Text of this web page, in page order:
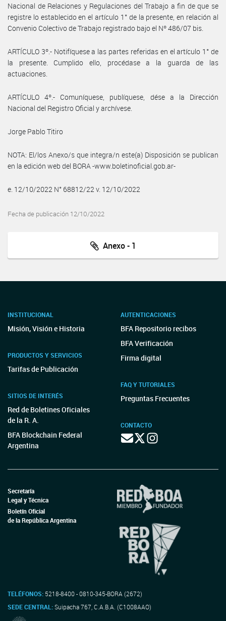
Nacional de Relaciones y Regulaciones del Trabajo a fin de que se
registre lo establecido en el artículo 1° de la presente, en relación al
Convenio Colectivo de Trabajo registrado bajo el Nº 486/07 bis.
ARTÍCULO 3º.- Notifíquese a las partes referidas en el artículo 1° de
la presente. Cumplido ello, procédase a la guarda de las
actuaciones.
ARTÍCULO 4º.- Comuníquese, publíquese, dése a la Dirección
Nacional del Registro Oficial y archívese.
Jorge Pablo Titiro
NOTA: El/los Anexo/s que integra/n este(a) Disposición se publican
en la edición web del BORA -www.boletinoficial.gob.ar-
e. 12/10/2022 N° 68812/22 v. 12/10/2022
Fecha de publicación 12/10/2022
Anexo - 1
INSTITUCIONAL
Misión, Visión e Historia
PRODUCTOS Y SERVICIOS
Tarifas de Publicación
SITIOS DE INTERÉS
Red de Boletines Oficiales
de la R. A.
BFA Blockchain Federal
Argentina
AUTENTICACIONES
BFA Repositorio recibos
BFA Verificación
Firma digital
FAQ Y TUTORIALES
Preguntas Frecuentes
CONTACTO
Secretaría
Legal y Técnica
Boletín Oficial
de la República Argentina
TELÉFONOS: 5218-8400 - 0810-345-BORA (2672)
SEDE CENTRAL:Suipacha 767, C.A.B.A. (C1008AAO)